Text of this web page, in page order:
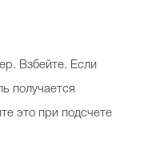
Взбейте. Если
получается
это при подсчете